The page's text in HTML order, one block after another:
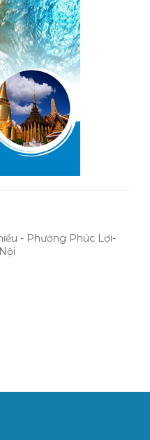
- Phường Phúc Lợi-